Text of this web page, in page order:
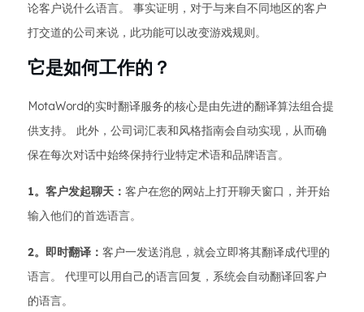
论客户说什么语言。 事实证明，对于与来自不同地区的客户
打交道的公司来说，此功能可以改变游戏规则。
它是如何工作的？
MotaWord的实时翻译服务的核心是由先进的翻译算法组合提
供支持。 此外，公司词汇表和风格指南会自动实现，从而确
保在每次对话中始终保持行业特定术语和品牌语言。
1。客户发起聊天： 客户在您的网站上打开聊天窗口，并开始
输入他们的首选语言。
2。即时翻译： 客户一发送消息，就会立即将其翻译成代理的
语言。 代理可以用自己的语言回复，系统会自动翻译回客户
的语言。